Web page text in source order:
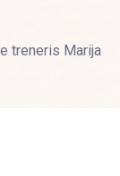
treneris Marija